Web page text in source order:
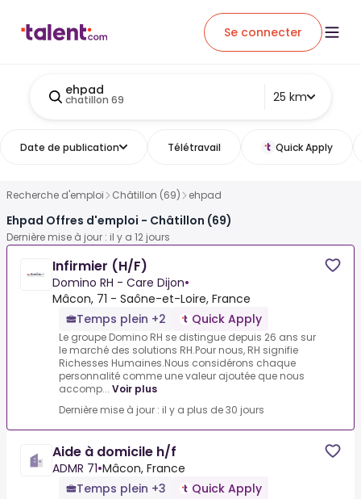
Se connecter
ehpad
chatillon 69 25 km
Date de publication Télétravail Quick Apply
Recherche d'emploi Châtillon (69) ehpad
Ehpad Offres d'emploi - Châtillon (69)
Dernière mise à jour : il y a 12 jours
Infirmier (H/F)
Domino RH - Care Dijon•
Mâcon, 71 - Saône-et-Loire, France
Temps plein +2
Quick Apply
Le groupe Domino RH se distingue depuis 26 ans sur
le marché des solutions RH.Pour nous, RH signifie
Richesses Humaines.Nous considérons chaque
personnalité comme une valeur ajoutée que nous
accomp... Voir plus
Dernière mise à jour : il y a plus de 30 jours
Aide à domicile h/f
ADMR 71•Mâcon, France
Temps plein +3
Quick Apply